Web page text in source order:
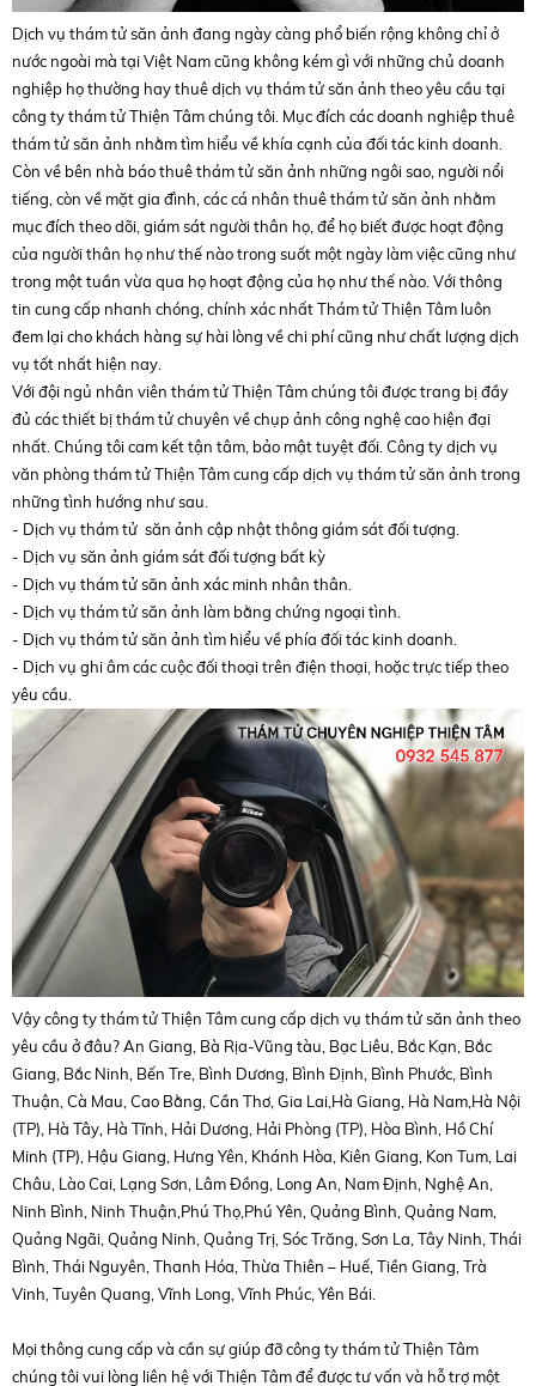
Dịch vụ thám tử săn ảnh đang ngày càng phổ biến rộng không chỉ ở
nước ngoài mà tại Việt Nam cũng không kém gì với những chủ doanh
nghiệp họ thường hay thuê dịch vụ thám tử săn ảnh theo yêu cầu tại
công ty thám tử Thiện Tâm chúng tôi. Mục đích các doanh nghiệp thuê
thám tử săn ảnh nhằm tìm hiểu về khía cạnh của đối tác kinh doanh.
Còn về bên nhà báo thuê thám tử săn ảnh những ngôi sao, người nổi
tiếng, còn về mặt gia đình, các cá nhân thuê thám tử săn ảnh nhằm
mục đích theo dõi, giám sát người thân họ, để họ biết được hoạt động
của người thân họ như thế nào trong suốt một ngày làm việc cũng như
trong một tuần vừa qua họ hoạt động của họ như thế nào. Với thông
tin cung cấp nhanh chóng, chính xác nhất Thám tử Thiện Tâm luôn
đem lại cho khách hàng sự hài lòng về chi phí cũng như chất lượng dịch
vụ tốt nhất hiện nay.
Với đội ngủ nhân viên thám tử Thiện Tâm chúng tôi được trang bị đầy
đủ các thiết bị thám tử chuyên về chụp ảnh công nghệ cao hiện đại
nhất. Chúng tôi cam kết tận tâm, bảo mật tuyệt đối. Công ty dịch vụ
văn phòng thám tử Thiện Tâm cung cấp dịch vụ thám tử săn ảnh trong
những tình hướng như sau.
- Dịch vụ thám tử săn ảnh cập nhật thông giám sát đối tượng.
- Dịch vụ săn ảnh giám sát đối tượng bất kỳ
- Dịch vụ thám tử săn ảnh xác minh nhân thân.
- Dịch vụ thám tử săn ảnh làm bằng chứng ngoại tình.
- Dịch vụ thám tử săn ảnh tìm hiểu về phía đối tác kinh doanh.
- Dịch vụ ghi âm các cuộc đối thoại trên điện thoại, hoặc trực tiếp theo
yêu cầu.
Vậy công ty thám tử Thiện Tâm cung cấp dịch vụ thám tử săn ảnh theo
yêu cầu ở đâu? An Giang, Bà Rịa-Vũng tàu, Bạc Liêu, Bắc Kạn, Bắc
Giang, Bắc Ninh, Bến Tre, Bình Dương, Bình Định, Bình Phước, Bình
Thuận, Cà Mau, Cao Bằng, Cần Thơ, Gia Lai,Hà Giang, Hà Nam,Hà Nội
(TP), Hà Tây, Hà Tĩnh, Hải Dương, Hải Phòng (TP), Hòa Bình, Hồ Chí
Minh (TP), Hậu Giang, Hưng Yên, Khánh Hòa, Kiên Giang, Kon Tum, Lai
Châu, Lào Cai, Lạng Sơn, Lâm Đồng, Long An, Nam Định, Nghệ An,
Ninh Bình, Ninh Thuận,Phú Thọ,Phú Yên, Quảng Bình, Quảng Nam,
Quảng Ngãi, Quảng Ninh, Quảng Trị, Sóc Trăng, Sơn La, Tây Ninh, Thái
Bình, Thái Nguyên, Thanh Hóa, Thừa Thiên – Huế, Tiền Giang, Trà
Vinh, Tuyên Quang, Vĩnh Long, Vĩnh Phúc, Yên Bái.
Mọi thông cung cấp và cần sự giúp đỡ công ty thám tử Thiện Tâm
chúng tôi vui lòng liên hệ với Thiện Tâm để được tư vấn và hỗ trợ một